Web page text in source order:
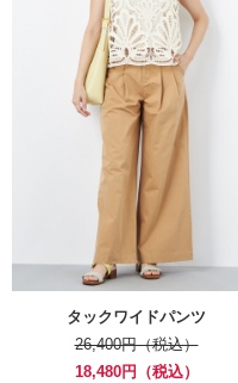
タックワイドパンツ
26,400円（税込）
18,480円（税込）